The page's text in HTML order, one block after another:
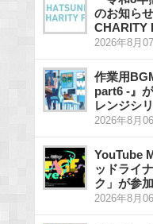
のお知ら
CHARITY
2026年8月
作業用
part6 -』
レンジシ
2026年8月
YouTube
ッドライ
ク」が参
2026年8月